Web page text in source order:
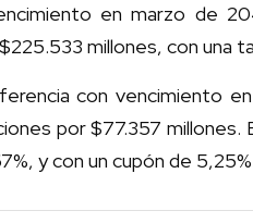
en marzo de
millones, con una
con vencimiento
por $77.357
y con un cupón de